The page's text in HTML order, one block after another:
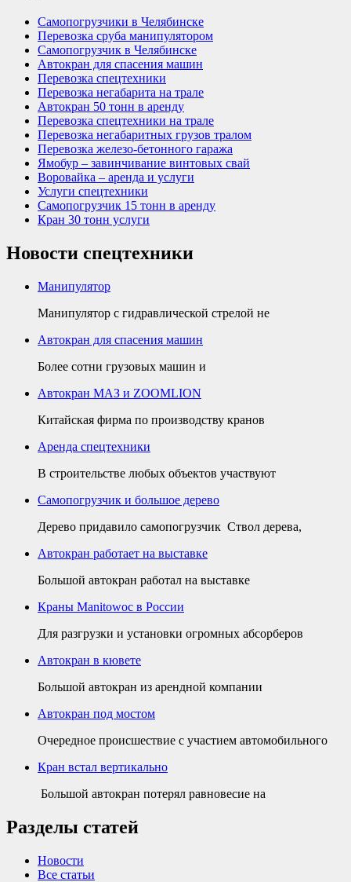
Самопогрузчики в Челябинске
Перевозка сруба манипулятором
Самопогрузчик в Челябинске
Автокран для спасения машин
Перевозка спецтехники
Перевозка негабарита на трале
Автокран 50 тонн в аренду
Перевозка спецтехники на трале
Перевозка негабаритных грузов тралом
Перевозка железо-бетонного гаража
Ямобур – завинчивание винтовых свай
Воровайка – аренда и услуги
Услуги спецтехники
Самопогрузчик 15 тонн в аренду
Кран 30 тонн услуги
Новости спецтехники
Манипулятор
Манипулятор с гидравлической стрелой не
Автокран для спасения машин
Более сотни грузовых машин и
Автокран МАЗ и ZOOMLION
Китайская фирма по производству кранов
Аренда спецтехники
В строительстве любых объектов участвуют
Самопогрузчик и большое дерево
Дерево придавило самопогрузчик Ствол дерева,
Автокран работает на выставке
Большой автокран работал на выставке
Краны Manitowoc в России
Для разгрузки и установки огромных абсорберов
Автокран в кювете
Большой автокран из арендной компании
Автокран под мостом
Очередное происшествие с участием автомобильного
Кран встал вертикально
Большой автокран потерял равновесие на
Разделы статей
Новости
Все статьи